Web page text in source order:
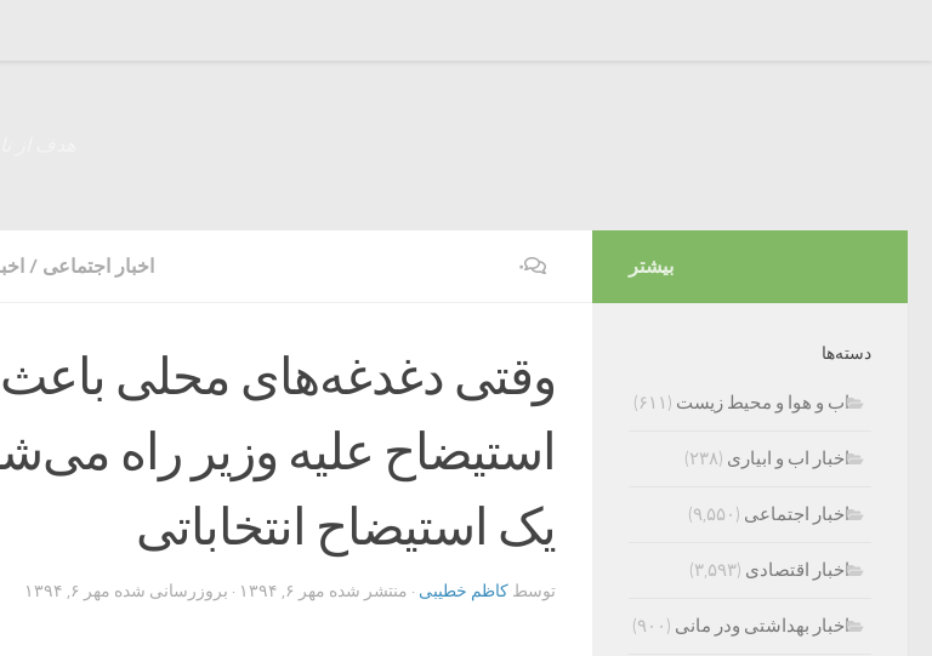
اخبار اجتماعی / ۰
وقتی دغدغه‌های محلی
استیضاح علیه وزیر راه
یک استیضاح انتخاباتی
توسط کاظم خطیبی · منتشر شده مهر ۶, ۱۳۹۴ · بروزرسانی شده مهر ۶, ۱۳۹۴
بیشتر
دسته‌ها
اب و هوا و محیط زیست (۶۱۱)
اخبار اب و ابیاری (۲۳۸)
اخبار اجتماعی (۹,۵۵۰)
اخبار اقتصادی (۳,۵۹۳)
اخبار بهداشتی ودر مانی (۹۰۰)